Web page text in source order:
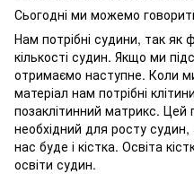
Сьогодні ми можемо
Нам потрібні судини, так як
кількості судин. Якщо ми
отримаємо наступне. Коли
матеріал нам потрібні
позаклітинний матрикс. Цей
необхідний для росту
нас буде і кістка. Освіта
освіти судин.